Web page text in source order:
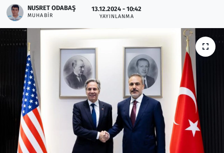
NUSRET ODABAŞ
MUHABIR
13.12.2024 - 10:42
YAYINLANMA
Otomobil
Oyun
Ramazan
Resmi İlanlar
Rüya Tabirleri
Sağlık